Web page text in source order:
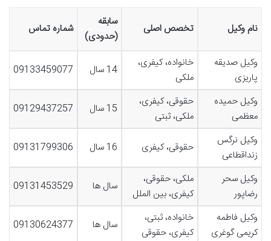
نام وکیل تخصص اصلی
سابقه
(حدودی)
شماره تماس
وکیل صدیقه
پاریزی
خانواده، کیفری،
ملکی
14 سال 09133459077
وکیل حمیده
معظمی
حقوقی، کیفری،
ملکی، ثبتی
15 سال 09129437257
وکیل نرگس
زنداقطاعی
حقوقی، کیفری 16 سال 09131799306
وکیل سحر
رضاپور
ملکی، حقوقی،
کیفری، بین الملل
سال ها 09131453529
وکیل فاطمه
کریمی گوغری
خانواده، ثبتی،
کیفری، حقوقی
سال ها 09130624377